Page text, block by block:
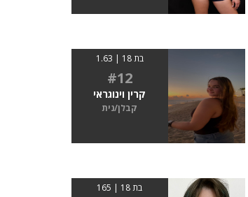
בת 18 | 1.63
#12
קרין וינוגראי
קבלן/נית
בת 18 | 165